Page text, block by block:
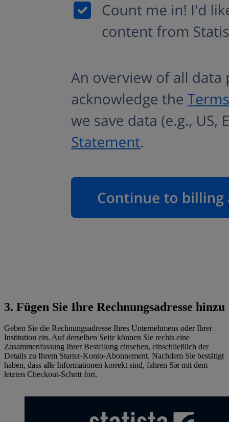
3. Fügen Sie Ihre Rechnungsadresse hinzu
Geben Sie die Rechnungsadresse Ihres Unternehmens oder Ihrer
Institution ein. Auf derselben Seite können Sie rechts eine
Zusammenfassung Ihrer Bestellung einsehen, einschließlich der
Details zu Ihrem Starter-Konto-Abonnement. Nachdem Sie bestätigt
haben, dass alle Informationen korrekt sind, fahren Sie mit dem
letzten Checkout-Schritt fort.